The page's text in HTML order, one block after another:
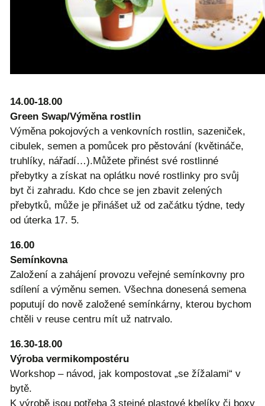
14.00-18.00
Green Swap/Výměna rostlin
Výměna pokojových a venkovních rostlin, sazeniček,
cibulek, semen a pomůcek pro pěstování (květináče,
truhlíky, nářadí…).Můžete přinést své rostlinné
přebytky a získat na oplátku nové rostlinky pro svůj
byt či zahradu. Kdo chce se jen zbavit zelených
přebytků, může je přinášet už od začátku týdne, tedy
od úterka 17. 5.
16.00
Semínkovna
Založení a zahájení provozu veřejné semínkovny pro
sdílení a výměnu semen. Všechna donesená semena
poputují do nově založené semínkárny, kterou bychom
chtěli v reuse centru mít už natrvalo.
16.30-18.00
Výroba vermikompostéru
Workshop – návod, jak kompostovat „se žížalami“ v
bytě.
K výrobě jsou potřeba 3 stejné plastové kbelíky či boxy